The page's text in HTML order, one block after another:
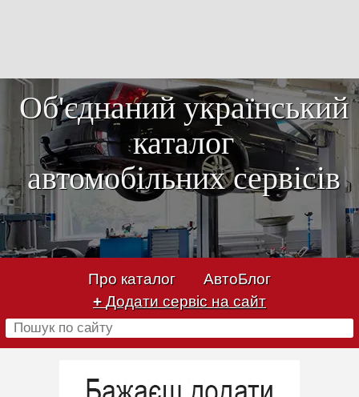
Об'єднаний український
каталог
автомобільних сервісів
Про каталог
АвтоБлог
+ Додати сервіс на сайт